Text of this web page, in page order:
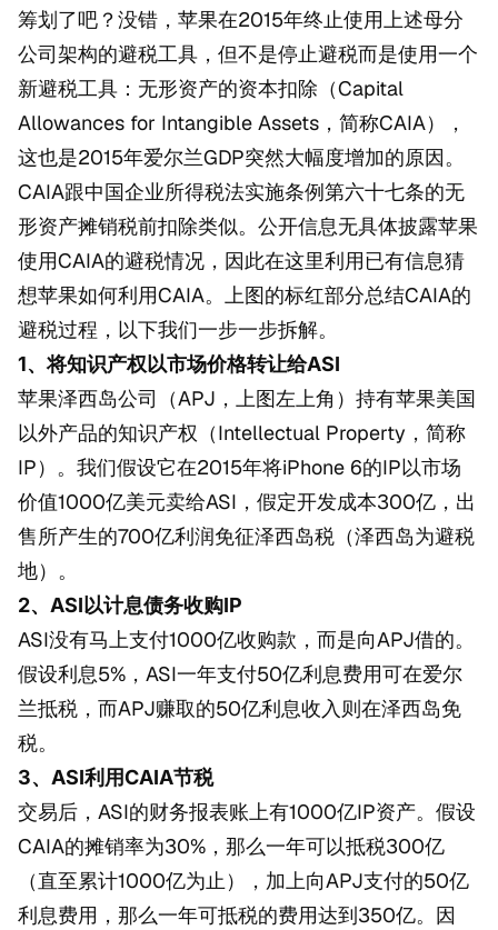
筹划了吧？没错，苹果在2015年终止使用上述母分
公司架构的避税工具，但不是停止避税而是使用一个
新避税工具：无形资产的资本扣除（Capital
Allowances for Intangible Assets，简称CAIA），
这也是2015年爱尔兰GDP突然大幅度增加的原因。
CAIA跟中国企业所得税法实施条例第六十七条的无
形资产摊销税前扣除类似。公开信息无具体披露苹果
使用CAIA的避税情况，因此在这里利用已有信息猜
想苹果如何利用CAIA。上图的标红部分总结CAIA的
避税过程，以下我们一步一步拆解。
1、将知识产权以市场价格转让给ASI
苹果泽西岛公司（APJ，上图左上角）持有苹果美国
以外产品的知识产权（Intellectual Property，简称
IP）。我们假设它在2015年将iPhone 6的IP以市场
价值1000亿美元卖给ASI，假定开发成本300亿，出
售所产生的700亿利润免征泽西岛税（泽西岛为避税
地）。
2、ASI以计息债务收购IP
ASI没有马上支付1000亿收购款，而是向APJ借的。
假设利息5%，ASI一年支付50亿利息费用可在爱尔
兰抵税，而APJ赚取的50亿利息收入则在泽西岛免
税。
3、ASI利用CAIA节税
交易后，ASI的财务报表账上有1000亿IP资产。假设
CAIA的摊销率为30%，那么一年可以抵税300亿
（直至累计1000亿为止），加上向APJ支付的50亿
利息费用，那么一年可抵税的费用达到350亿。因